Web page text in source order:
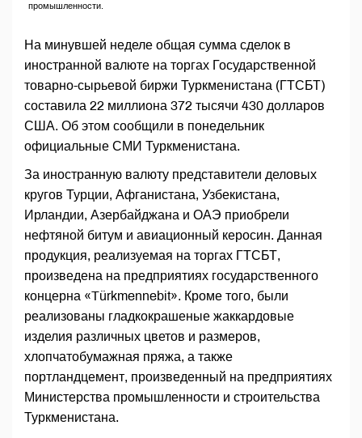
промышленности.
На минувшей неделе общая сумма сделок в
иностранной валюте на торгах Государственной
товарно-сырьевой биржи Туркменистана (ГТСБТ)
составила 22 миллиона 372 тысячи 430 долларов
США. Об этом сообщили в понедельник
официальные СМИ Туркменистана.
За иностранную валюту представители деловых
кругов Турции, Афганистана, Узбекистана,
Ирландии, Азербайджана и ОАЭ приобрели
нефтяной битум и авиационный керосин. Данная
продукция, реализуемая на торгах ГТСБТ,
произведена на предприятиях государственного
концерна «Türkmennebit». Кроме того, были
реализованы гладкокрашеные жаккардовые
изделия различных цветов и размеров,
хлопчатобумажная пряжа, а также
портландцемент, произведенный на предприятиях
Министерства промышленности и строительства
Туркменистана.